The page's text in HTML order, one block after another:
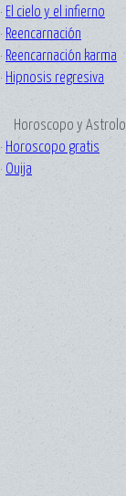
· El cielo y el infierno
· Reencarnación
· Reencarnación karma
· Hipnosis regresiva
Horoscopo y
· Horoscopo gratis
· Ouija